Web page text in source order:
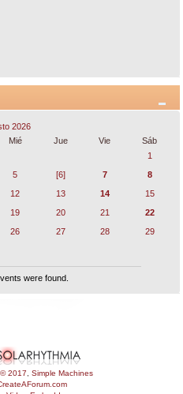
2026
Mié Jue Vie
Sáb
1
5 [6] 7
8
12 13 14
15
19 20 21
22
26 27 28
29
were found.
2017
Simple Machines